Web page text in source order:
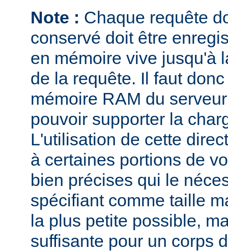
Note : Chaque requête
conservé doit être
en mémoire vive jusqu'à
de la requête. Il faut
mémoire RAM du
pouvoir supporter la
L'utilisation de cette
à certaines portions de
bien précises qui le
spécifiant comme taille
la plus petite possible,
suffisante pour un corps